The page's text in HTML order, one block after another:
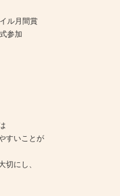
ル月間賞
参加
すいことが
切にし、